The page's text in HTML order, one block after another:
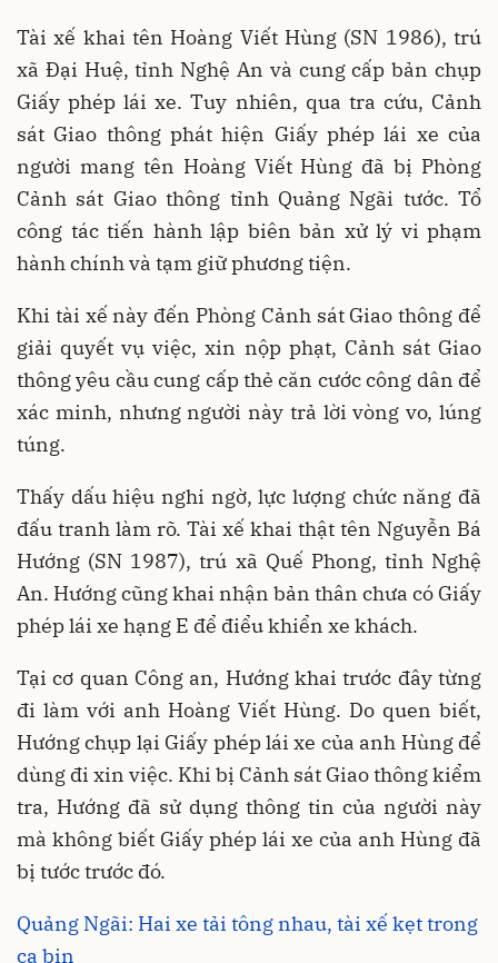
Tài xế khai tên Hoàng Viết Hùng (SN 1986), trú
xã Đại Huệ, tỉnh Nghệ An và cung cấp bản chụp
Giấy phép lái xe. Tuy nhiên, qua tra cứu, Cảnh
sát Giao thông phát hiện Giấy phép lái xe của
người mang tên Hoàng Viết Hùng đã bị Phòng
Cảnh sát Giao thông tỉnh Quảng Ngãi tước. Tổ
công tác tiến hành lập biên bản xử lý vi phạm
hành chính và tạm giữ phương tiện.
Khi tài xế này đến Phòng Cảnh sát Giao thông để
giải quyết vụ việc, xin nộp phạt, Cảnh sát Giao
thông yêu cầu cung cấp thẻ căn cước công dân để
xác minh, nhưng người này trả lời vòng vo, lúng
túng.
Thấy dấu hiệu nghi ngờ, lực lượng chức năng đã
đấu tranh làm rõ. Tài xế khai thật tên Nguyễn Bá
Hướng (SN 1987), trú xã Quế Phong, tỉnh Nghệ
An. Hướng cũng khai nhận bản thân chưa có Giấy
phép lái xe hạng E để điểu khiển xe khách.
Tại cơ quan Công an, Hướng khai trước đây từng
đi làm với anh Hoàng Viết Hùng. Do quen biết,
Hướng chụp lại Giấy phép lái xe của anh Hùng để
dùng đi xin việc. Khi bị Cảnh sát Giao thông kiểm
tra, Hướng đã sử dụng thông tin của người này
mà không biết Giấy phép lái xe của anh Hùng đã
bị tước trước đó.
Quảng Ngãi: Hai xe tải tông nhau, tài xế kẹt trong
ca bin